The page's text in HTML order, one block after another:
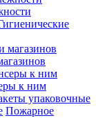
к ним
упаковочные
Пожарное